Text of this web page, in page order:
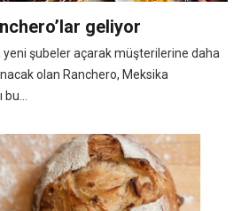
geliyor
yeni şubeler açarak müşterilerine daha
olan Ranchero, Meksika